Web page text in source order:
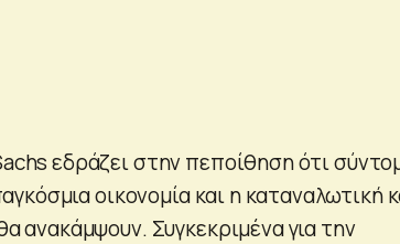
εδράζει στην πεποίθηση ότι
οικονομία και η καταναλωτική
ανακάμψουν. Συγκεκριμένα για την